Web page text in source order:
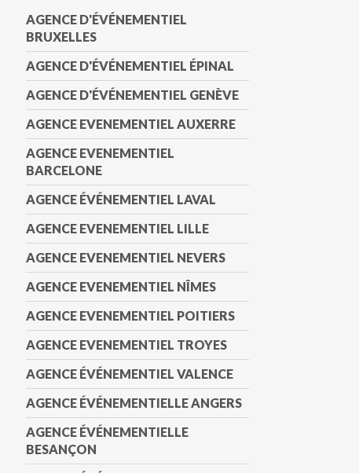
AGENCE D'ÉVÉNEMENTIEL
BRUXELLES
AGENCE D'ÉVÉNEMENTIEL ÉPINAL
AGENCE D'ÉVÉNEMENTIEL GENÈVE
AGENCE EVENEMENTIEL AUXERRE
AGENCE EVENEMENTIEL
BARCELONE
AGENCE ÉVÉNEMENTIEL LAVAL
AGENCE EVENEMENTIEL LILLE
AGENCE EVENEMENTIEL NEVERS
AGENCE EVENEMENTIEL NÎMES
AGENCE EVENEMENTIEL POITIERS
AGENCE EVENEMENTIEL TROYES
AGENCE ÉVÉNEMENTIEL VALENCE
AGENCE ÉVÉNEMENTIELLE ANGERS
AGENCE ÉVÉNEMENTIELLE
BESANÇON